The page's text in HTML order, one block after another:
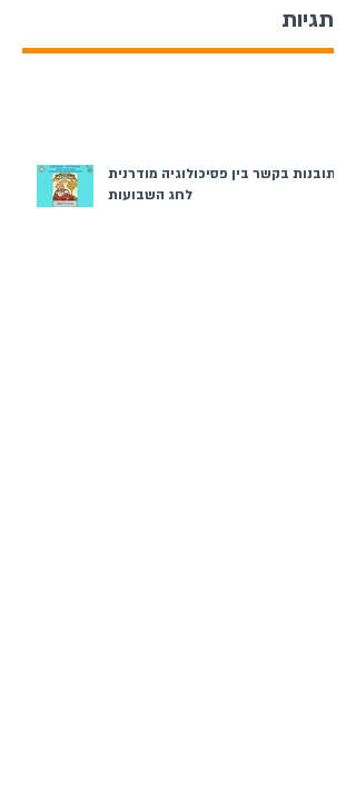
תגיות
תובנות בקשר בין פסיכולוגיה מודרנית
לחג השבועות